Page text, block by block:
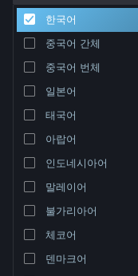
지원
언어 변경
Steam 모바일 앱 다운로드
PC 웹사이트 보기
한국어
중국어 간체
중국어 번체
일본어
태국어
아랍어
인도네시아어
말레이어
불가리아어
체코어
덴마크어
정렬 기준 연관성